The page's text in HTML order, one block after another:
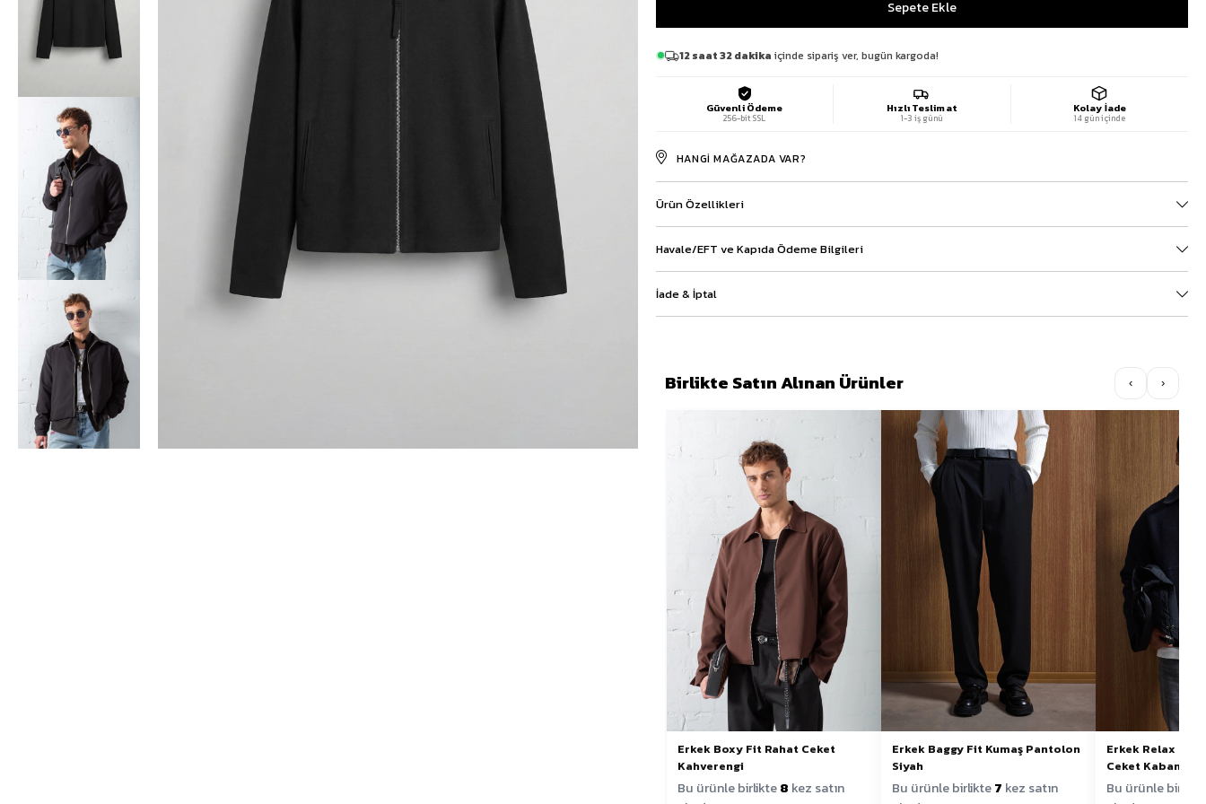
Bisiklet Yaka T-Shirt
Pamuklu T-Shirt
Spor Atleti
Sweatshirt
Hırka
Baggy Şort
Keten Şort
Kargo Şort
İKİLİ TAKIM
Gömlek Pantolon Takım
Ceket Pantolon Takım
Eşofman Takımı
12 saat 32 dakika içinde sipariş ver, bugün kargoda!
Güvenli Ödeme
256-bit SSL
Hızlı Teslimat
1-3 iş günü
Kolay İade
14 gün içinde
HANGI MAĞAZADA VAR?
Ürün Özellikleri
Havale/EFT ve Kapıda Ödeme Bilgileri
İade & İptal
Birlikte Satın Alınan Ürünler ‹ ›
Erkek Boxy Fit Rahat Ceket
Kahverengi
Bu ürünle birlikte8 kez satın
Erkek Baggy Fit Kumaş Pantolon
Siyah
Bu ürünle birlikte7 kez satın
Erkek Relax Fit
Ceket Kaban
Bu ürünle